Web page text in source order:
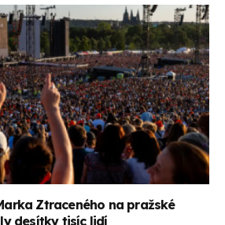
Ztraceného na pražské
desítky tisíc lidí